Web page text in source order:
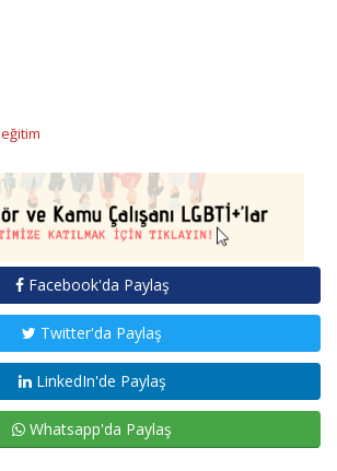
eğitim
Facebook'da Paylaş
Twitter'da Paylaş
LinkedIn'de Paylaş
Whatsapp'da Paylaş